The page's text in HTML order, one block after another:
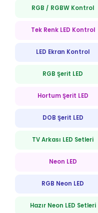
RGB / RGBW Kontrol
Tek Renk LED Kontrol
LED Ekran Kontrol
RGB Şerit LED
Hortum Şerit LED
DOB Şerit LED
TV Arkası LED Setleri
Neon LED
RGB Neon LED
Hazır Neon LED Setleri